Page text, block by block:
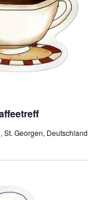
St. Georgen, Deutschland